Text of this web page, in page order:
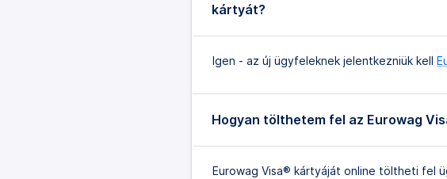
kártyát?
Igen - az új ügyfeleknek jelentkezniük kell
Hogyan tölthetem fel az Eurowag
Eurowag Visa® kártyáját online töltheti fel